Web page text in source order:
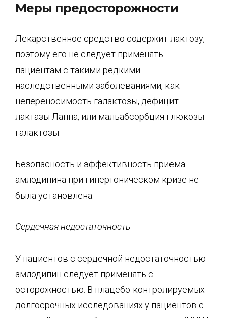
Меры предосторожности
Лекарственное средство содержит лактозу,
поэтому его не следует применять
пациентам с такими редкими
наследственными заболеваниями, как
непереносимость галактозы, дефицит
лактазы Лаппа, или мальабсорбция глюкозы-
галактозы.
Безопасность и эффективность приема
амлодипина при гипертоническом кризе не
была установлена.
Сердечная недостаточность
У пациентов с сердечной недостаточностью
амлодипин следует применять с
осторожностью. В плацебо-контролируемых
долгосрочных исследованиях у пациентов с